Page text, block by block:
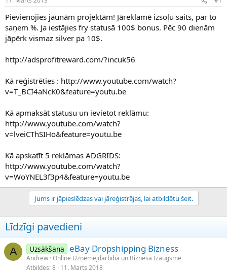
n
u
z
s
c
j
s
a
u
m
s
Pievienojies jaunām projektām! Jāreklamē izsoļu saits, par to
saņem %. Ja iestājies fry statusā 100$ bonus. Pēc 90 dienām
jāpērk vismaz silver pa 10$.
http://adsprofitreward.com/?incuk56
Kā reģistrēties : http://www.youtube.com/watch?
v=T_BCI4aNcK0&feature=youtu.be
Kā apmaksāt statusu un ievietot reklāmu:
http://www.youtube.com/watch?
v=lveiCThSIHo&feature=youtu.be
Kā apskatīt 5 reklāmas ADGRIDS:
http://www.youtube.com/watch?
v=WoYNEL3f3p4&feature=youtu.be
Jums ir jāpieslēdzas vai jāreģistrējas, lai atbildētu šeit.
Līdzīgi pavedieni
A Uzsākšana eBay Dropshipping Bizness
Andrew Online Uzņēmējdarbība un Biznesa Izaugsme
Atbildes 8 11. Marts 2018